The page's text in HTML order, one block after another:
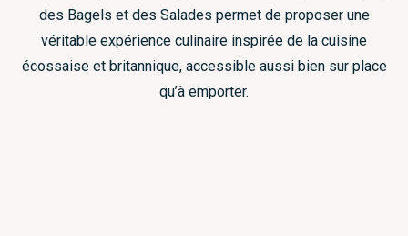
des Bagels et des Salades permet de proposer une
véritable expérience culinaire inspirée de la cuisine
écossaise et britannique, accessible aussi bien sur place
qu’à emporter.